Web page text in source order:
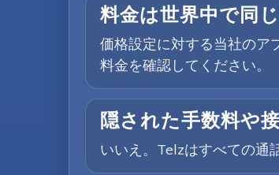
料金は世界中で同
価格設定に対する当社のア
料金を確認してください。
隠された手数料や
いいえ。Telzはすべての通